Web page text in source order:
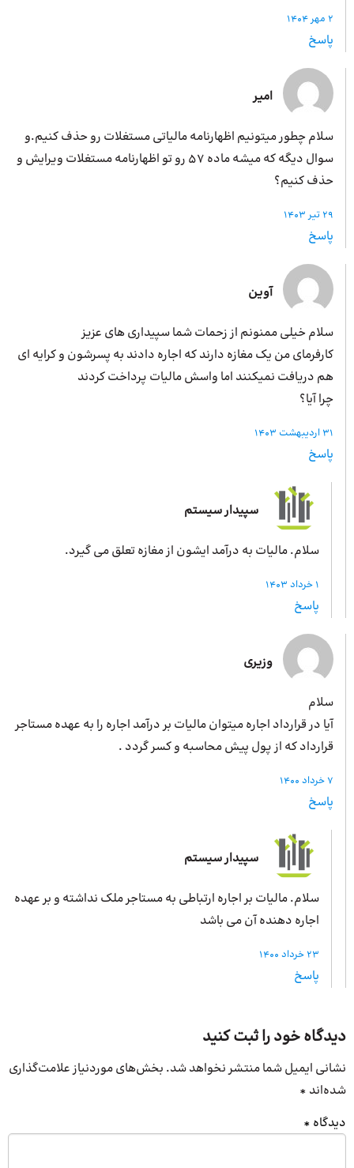
2 مهر 1404
پاسخ
امیر
سلام چطور میتونیم اظهارنامه مالیاتی مستغلات رو حذف کنیم.و
سوال دیگه که میشه ماده ۵۷ رو تو اظهارنامه مستغلات ویرایش و
حذف کنیم؟
29 تیر 1403
پاسخ
آوین
سلام خیلی ممنونم از زحمات شما سپیداری های عزیز
کارفرمای من یک مغازه دارند که اجاره دادند به پسرشون و کرایه ای
هم دریافت نمیکنند اما واسش مالیات پرداخت کردند
چرا آیا؟
31 اردیبهشت 1403
پاسخ
سپیدار سیستم
سلام. مالیات به درآمد ایشون از مغازه تعلق می گیرد.
1 خرداد 1403
پاسخ
وزیری
سلام
آیا در قرارداد اجاره میتوان مالیات بر درآمد اجاره را به عهده مستاجر
قرارداد که از پول پیش محاسبه و کسر گردد .
7 خرداد 1400
پاسخ
سپیدار سیستم
سلام. مالیات بر اجاره ارتباطی به مستاجر ملک نداشته و بر عهده
اجاره دهنده آن می باشد
23 خرداد 1400
پاسخ
دیدگاه خود را ثبت کنید
نشانی ایمیل شما منتشر نخواهد شد. بخش‌های موردنیاز علامت‌گذاری
شده‌اند *
دیدگاه *